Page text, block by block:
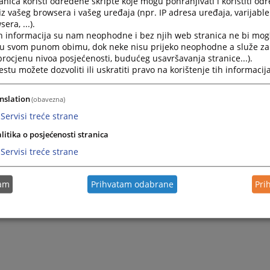
geodetske i imovinsko-pravne poslove Republike Srpske.
opštine Modriča nadležna je PJ Modriča, broj telefona: 053/
opštine Vukosavlje nadležna je PK Vukosavlje (pri PJ
vašeg browsera i vašeg uređaja (npr. IP adresa uređaja,
...).
informacija su nam neophodne i bez njih web stranica ne bi
svom punom obimu, dok neke nisu prijeko neophodne a služe
nivoa posjećenosti, budućeg usavršavanja stranice...).
možete dozvoliti ili uskratiti pravo na korištenje tih
(obavezna)
Servisi treće strane
o posjećenosti stranica
Servisi treće strane
Prihvatam odabrane